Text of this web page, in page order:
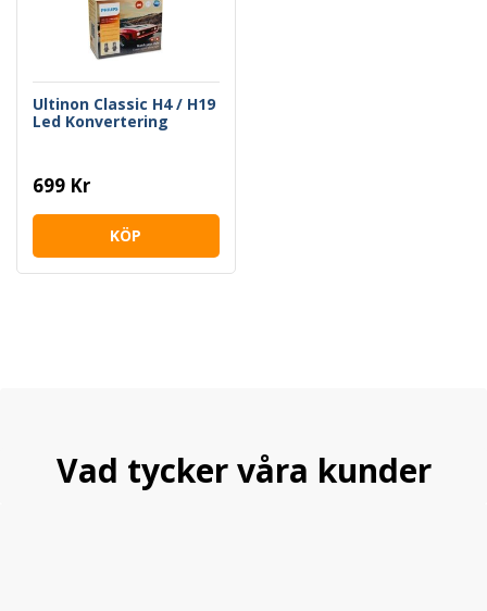
Ultinon Classic H4 / H19
Led Konvertering
699 Kr
KÖP
Vad tycker våra kunder